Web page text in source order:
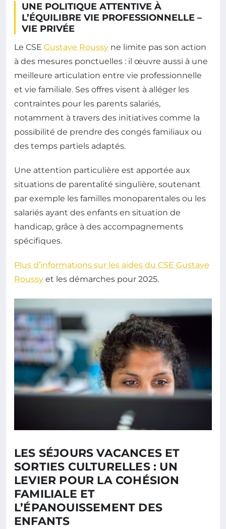
UNE POLITIQUE ATTENTIVE À
L’ÉQUILIBRE VIE PROFESSIONNELLE –
VIE PRIVÉE
Le CSE Gustave Roussy ne limite pas son action
à des mesures ponctuelles : il œuvre aussi à une
meilleure articulation entre vie professionnelle
et vie familiale. Ses offres visent à alléger les
contraintes pour les parents salariés,
notamment à travers des initiatives comme la
possibilité de prendre des congés familiaux ou
des temps partiels adaptés.
Une attention particulière est apportée aux
situations de parentalité singulière, soutenant
par exemple les familles monoparentales ou les
salariés ayant des enfants en situation de
handicap, grâce à des accompagnements
spécifiques.
Plus d’informations sur les aides du CSE Gustave
Roussy et les démarches pour 2025.
LES SÉJOURS VACANCES ET
SORTIES CULTURELLES : UN
LEVIER POUR LA COHÉSION
FAMILIALE ET
L’ÉPANOUISSEMENT DES
ENFANTS